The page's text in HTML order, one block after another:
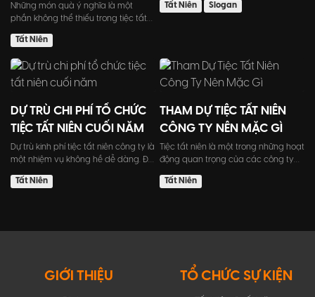
Những món quà ý nghĩa là một
phần không thể thiếu trong tiệc tất
Tất Niên
Tất Niên
Slogan
DỰ TRÙ CHI PHÍ TỔ CHỨC
TIỆC TẤT NIÊN CUỐI NĂM
Dự trù kinh phí tiệc tất niên công ty là
một nhiệm vụ không hề dễ dàng. Đôi
Tất Niên
THAM DỰ TIỆC TẤT NIÊN
CÔNG TY NÊN MẶC GÌ
Tiệc tất niên là một trong những hoạt
động quan trọng của các công ty
Tất Niên
GIỚI THIỆU TỔ CHỨC SỰ KIỆN